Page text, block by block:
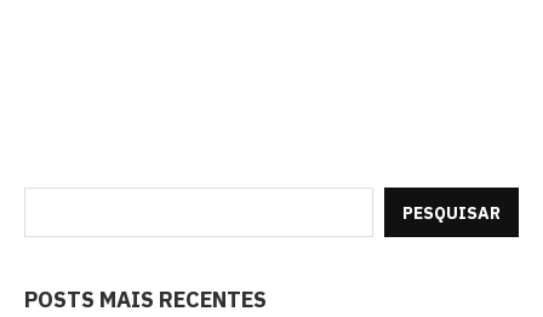
PESQUISAR
POSTS MAIS RECENTES